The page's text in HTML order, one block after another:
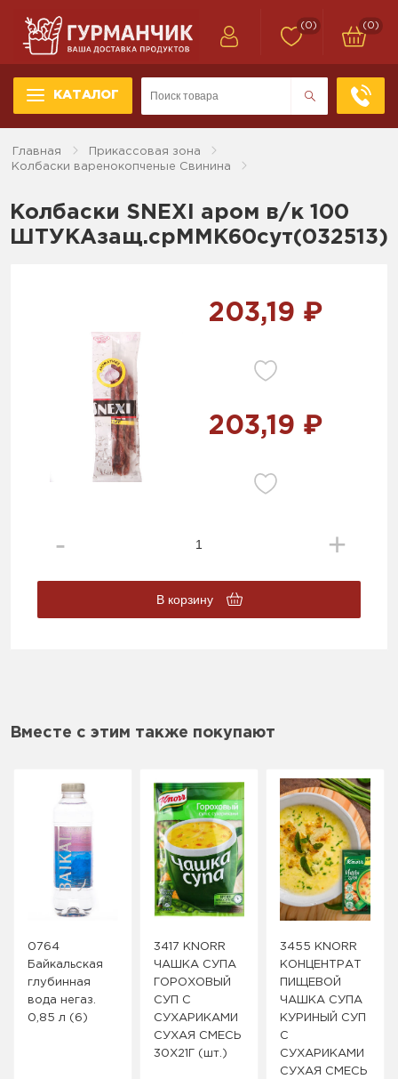
КАТАЛОГ
(0) (0)
Главная
Прикассовая зона
Колбаски варенокопченые Свинина
Колбаски SNEXI аром в/к 100
ШТУКАзащ.срММК60сут(032513)
203,19 ₽
203,19 ₽
В корзину
Вместе с этим также покупают
0764
Байкальская
глубинная
вода негаз.
0,85 л (6)
3417 KNORR
ЧАШКА СУПА
ГОРОХОВЫЙ
СУП С
СУХАРИКАМИ
СУХАЯ СМЕСЬ
30X21Г (шт.)
3455 KNORR
КОНЦЕНТРАТ
ПИЩЕВОЙ
ЧАШКА СУПА
КУРИНЫЙ СУП
С
СУХАРИКАМИ
СУХАЯ СМЕСЬ